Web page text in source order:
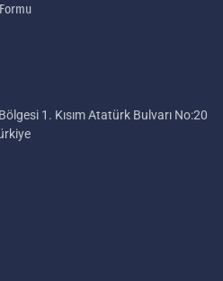
1. Kısım Atatürk Bulvarı No:20